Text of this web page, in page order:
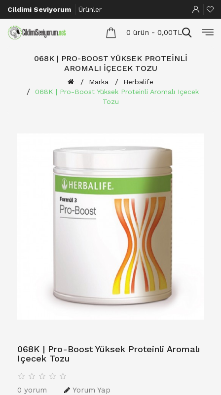
Cildimi Seviyorum Ürünler
0 ürün - 0,00TL
068K | PRO-BOOST YÜKSEK PROTEINLI
AROMALI IÇECEK TOZU
Marka
Herbalife
068K | Pro-Boost Yüksek Proteinli Aromalı Içecek
Tozu
068K | Pro-Boost Yüksek Proteinli Aromalı
Içecek Tozu
0 yorum Yorum Yap